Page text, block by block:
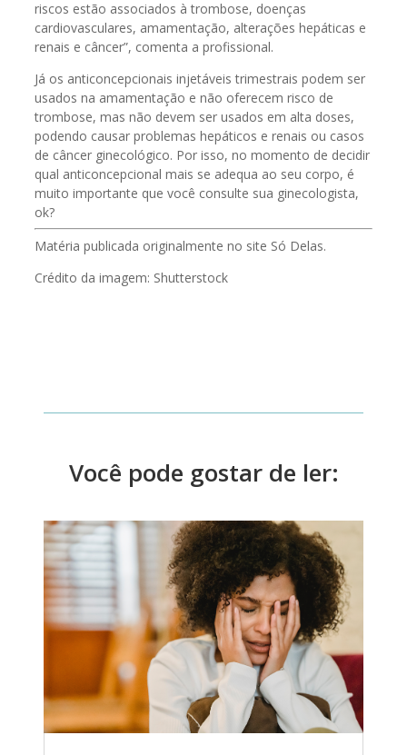
riscos estão associados à trombose, doenças
cardiovasculares, amamentação, alterações hepáticas e
renais e câncer”, comenta a profissional.
Já os anticoncepcionais injetáveis trimestrais podem ser
usados na amamentação e não oferecem risco de
trombose, mas não devem ser usados em alta doses,
podendo causar problemas hepáticos e renais ou casos
de câncer ginecológico. Por isso, no momento de decidir
qual anticoncepcional mais se adequa ao seu corpo, é
muito importante que você consulte sua ginecologista,
ok?
Matéria publicada originalmente no site Só Delas.
Crédito da imagem: Shutterstock
Você pode gostar de ler: